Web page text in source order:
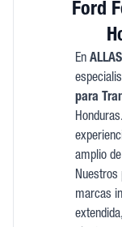
Ford
En
para
amplio
Nuestros
marcas